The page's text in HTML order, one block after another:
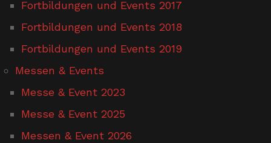
Fortbildungen und Events 2017
Fortbildungen und Events 2018
Fortbildungen und Events 2019
Messen & Events
Messe & Event 2023
Messe & Event 2025
Messen & Event 2026